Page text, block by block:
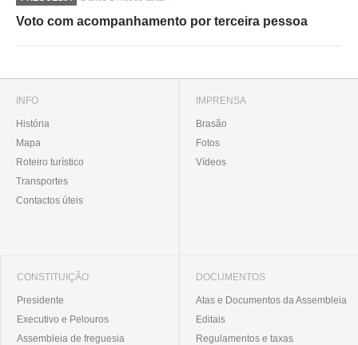
Voto com acompanhamento por terceira pessoa
INFO
História
Mapa
Roteiro turístico
Transportes
Contactos úteis
IMPRENSA
Brasão
Fotos
Vídeos
CONSTITUIÇÃO
Presidente
Executivo e Pelouros
Assembleia de freguesia
DOCUMENTOS
Atas e Documentos da Assembleia
Editais
Regulamentos e taxas